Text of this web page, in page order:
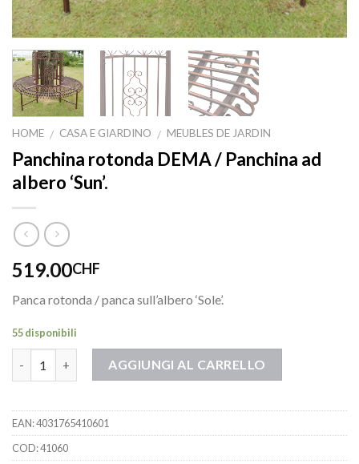
HOME / CASA E GIARDINO / MEUBLES DE JARDIN
Panchina rotonda DEMA / Panchina ad
albero ‘Sun’.
519.00CHF
Panca rotonda / panca sull’albero ‘Sole’.
55 disponibili
AGGIUNGI AL CARRELLO
EAN:4031765410601
COD:41060